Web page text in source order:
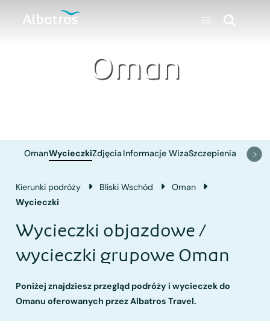
Oman
OmanWycieczkiZdjęcia Informacje WizaSzczepienia
Kierunki podróży Bliski Wschód
Oman
Wycieczki
Wycieczki objazdowe /
wycieczki grupowe Oman
Poniżej znajdziesz przegląd podróży i wycieczek do
Omanu oferowanych przez Albatros Travel.